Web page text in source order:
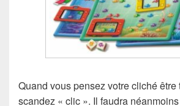
Quand vous pensez votre cliché être
scandez « clic ». Il faudra